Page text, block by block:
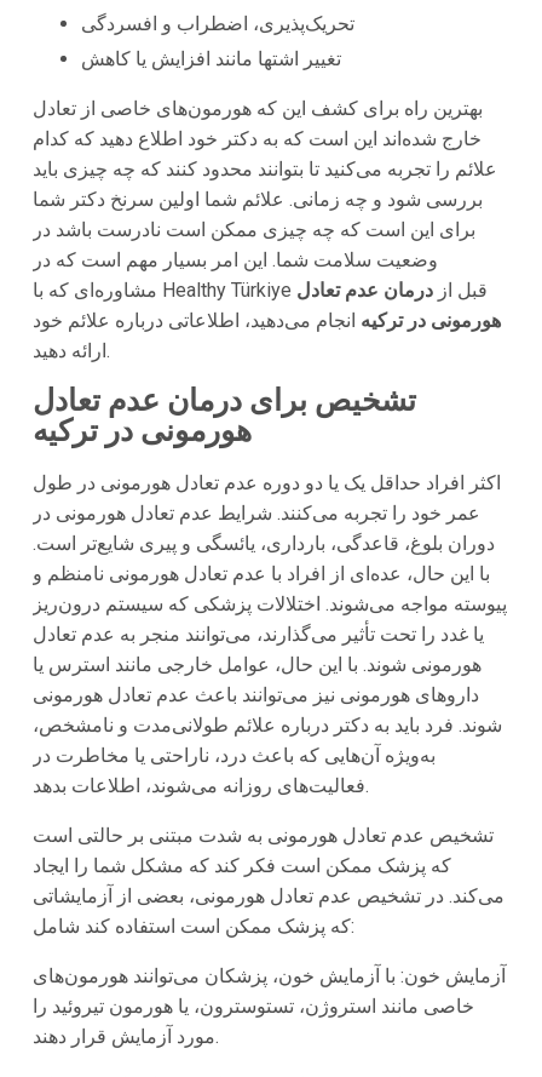
تحریک‌پذیری، اضطراب و افسردگی
تغییر اشتها مانند افزایش یا کاهش
بهترین راه برای کشف این که هورمون‌های خاصی از تعادل
خارج شده‌اند این است که به دکتر خود اطلاع دهید که کدام
علائم را تجربه می‌کنید تا بتوانند محدود کنند که چه چیزی باید
بررسی شود و چه زمانی. علائم شما اولین سرنخ دکتر شما
برای این است که چه چیزی ممکن است نادرست باشد در
وضعیت سلامت شما. این امر بسیار مهم است که در
مشاوره‌ای که با Healthy Türkiye قبل ازدرمان عدم تعادل
هورمونی در ترکیه انجام می‌دهید، اطلاعاتی درباره علائم خود
ارائه دهید.
تشخیص برای درمان عدم تعادل
هورمونی در ترکیه
اکثر افراد حداقل یک یا دو دوره عدم تعادل هورمونی در طول
عمر خود را تجربه می‌کنند. شرایط عدم تعادل هورمونی در
دوران بلوغ، قاعدگی، بارداری، یائسگی و پیری شایع‌تر است.
با این حال، عده‌ای از افراد با عدم تعادل هورمونی نامنظم و
پیوسته مواجه می‌شوند. اختلالات پزشکی که سیستم درون‌ریز
یا غدد را تحت تأثیر می‌گذارند، می‌توانند منجر به عدم تعادل
هورمونی شوند. با این حال، عوامل خارجی مانند استرس یا
داروهای هورمونی نیز می‌توانند باعث عدم تعادل هورمونی
شوند. فرد باید به دکتر درباره علائم طولانی‌مدت و نامشخص،
به‌ویژه آن‌هایی که باعث درد، ناراحتی یا مخاطرت در
فعالیت‌های روزانه می‌شوند، اطلاعات بدهد.
تشخیص عدم تعادل هورمونی به شدت مبتنی بر حالتی است
که پزشک ممکن است فکر کند که مشکل شما را ایجاد
می‌کند. در تشخیص عدم تعادل هورمونی، بعضی از آزمایشاتی
که پزشک ممکن است استفاده کند شامل:
آزمایش خون: با آزمایش خون، پزشکان می‌توانند هورمون‌های
خاصی مانند استروژن، تستوسترون، یا هورمون تیروئید را
مورد آزمایش قرار دهند.